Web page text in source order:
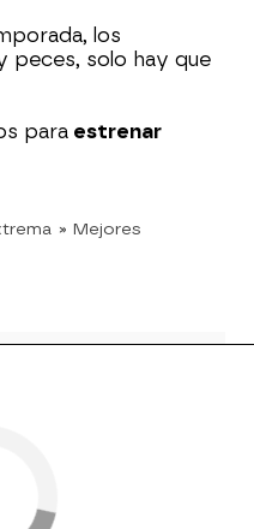
los
peces, solo hay que
para estrenar
» Mejores